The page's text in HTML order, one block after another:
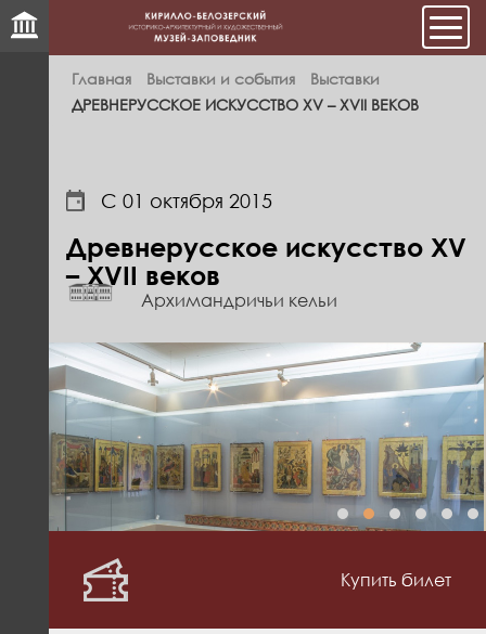
Главная Выставки и события
Выставки
ДРЕВНЕРУССКОЕ ИСКУССТВО XV – XVII ВЕКОВ
С 01 октября 2015
Древнерусское искусство XV
– XVII веков
Архимандричьи кельи
Купить билет